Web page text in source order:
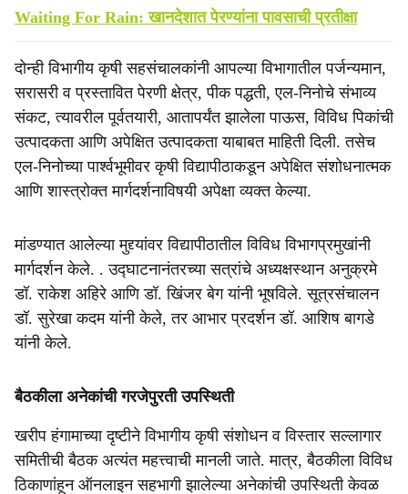
Waiting For Rain: खानदेशात पेरण्यांना पावसाची प्रतीक्षा
दोन्ही विभागीय कृषी सहसंचालकांनी आपल्या विभागातील पर्जन्यमान,
सरासरी व प्रस्तावित पेरणी क्षेत्र, पीक पद्धती, एल-निनोचे संभाव्य
संकट, त्यावरील पूर्वतयारी, आतापर्यंत झालेला पाऊस, विविध पिकांची
उत्पादकता आणि अपेक्षित उत्पादकता याबाबत माहिती दिली. तसेच
एल-निनोच्या पार्श्वभूमीवर कृषी विद्यापीठाकडून अपेक्षित संशोधनात्मक
आणि शास्त्रोक्त मार्गदर्शनाविषयी अपेक्षा व्यक्त केल्या.
मांडण्यात आलेल्या मुद्द्यांवर विद्यापीठातील विविध विभागप्रमुखांनी
मार्गदर्शन केले. . उद्घाटनानंतरच्या सत्रांचे अध्यक्षस्थान अनुक्रमे
डॉ. राकेश अहिरे आणि डॉ. खिंजर बेग यांनी भूषविले. सूत्रसंचालन
डॉ. सुरेखा कदम यांनी केले, तर आभार प्रदर्शन डॉ. आशिष बागडे
यांनी केले.
बैठकीला अनेकांची गरजेपुरती उपस्थिती
खरीप हंगामाच्या दृष्टीने विभागीय कृषी संशोधन व विस्तार सल्लागार
समितीची बैठक अत्यंत महत्त्वाची मानली जाते. मात्र, बैठकीला विविध
ठिकाणांहून ऑनलाइन सहभागी झालेल्या अनेकांची उपस्थिती केवळ